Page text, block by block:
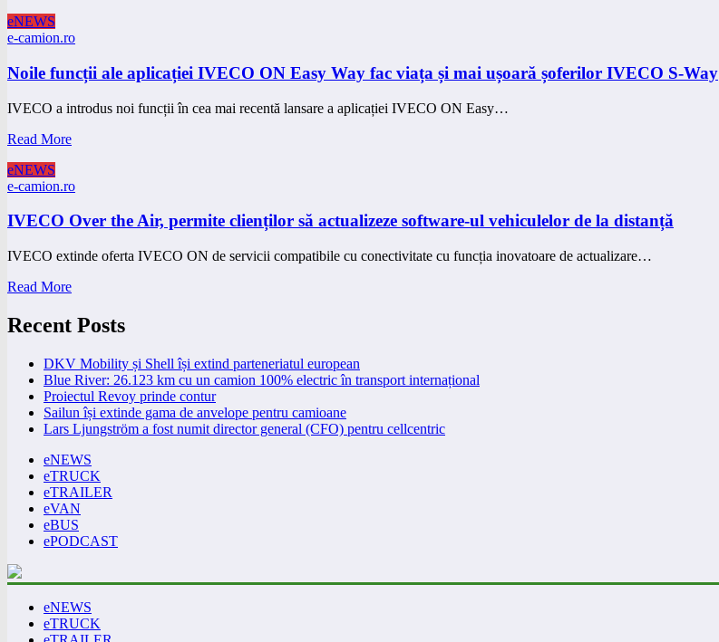
eNEWS
e-camion.ro
Noile funcții ale aplicației IVECO ON Easy Way fac viața și mai ușoară șoferilor IVECO S-Way
IVECO a introdus noi funcții în cea mai recentă lansare a aplicației IVECO ON Easy…
Read More
eNEWS
e-camion.ro
IVECO Over the Air, permite clienților să actualizeze software-ul vehiculelor de la distanță
IVECO extinde oferta IVECO ON de servicii compatibile cu conectivitate cu funcția inovatoare de actualizare…
Read More
Recent Posts
DKV Mobility și Shell își extind parteneriatul european
Blue River: 26.123 km cu un camion 100% electric în transport internațional
Proiectul Revoy prinde contur
Sailun își extinde gama de anvelope pentru camioane
Lars Ljungström a fost numit director general (CFO) pentru cellcentric
eNEWS
eTRUCK
eTRAILER
eVAN
eBUS
ePODCAST
eNEWS
eTRUCK